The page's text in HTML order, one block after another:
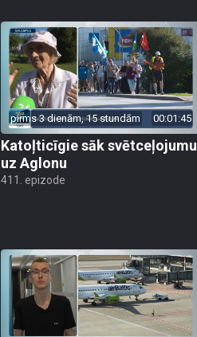
pirms 3 dienām, 15 stundām 00:01:45
Katoļticīgie sāk svētceļojumu
uz Aglonu
411. epizode